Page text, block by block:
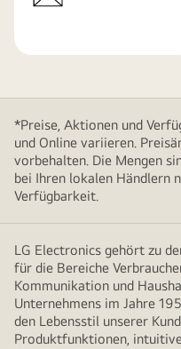
*Preise, Aktionen und
und Online variieren.
vorbehalten. Die Mengen
bei Ihren lokalen Händlern
Verfügbarkeit.
LG Electronics gehört zu
für die Bereiche
Kommunikation und
Unternehmens im Jahre
den Lebensstil unserer
Produktfunktionen,